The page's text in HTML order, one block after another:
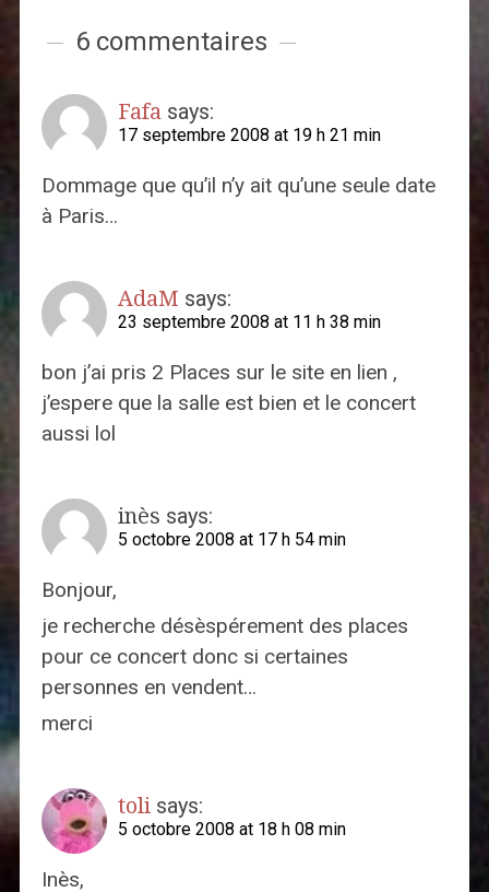
6 commentaires
Fafa says:
17 septembre 2008 at 19 h 21 min
Dommage que qu’il n’y ait qu’une seule date
à Paris…
AdaM says:
23 septembre 2008 at 11 h 38 min
bon j’ai pris 2 Places sur le site en lien ,
j’espere que la salle est bien et le concert
aussi lol
inès says:
5 octobre 2008 at 17 h 54 min
Bonjour,
je recherche désèspérement des places
pour ce concert donc si certaines
personnes en vendent…
merci
toli says:
5 octobre 2008 at 18 h 08 min
Inès,